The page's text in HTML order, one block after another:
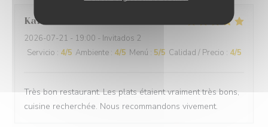
Karine
2026-07-21 - 19:00 - Invitados 2
Servicio : 4/5 Ambiente : 4/5 Menú : 5/5 Calidad / Precio : 4/5
Très bon restaurant. Les plats étaient vraiment très bons,
cuisine recherchée. Nous recommandons vivement.